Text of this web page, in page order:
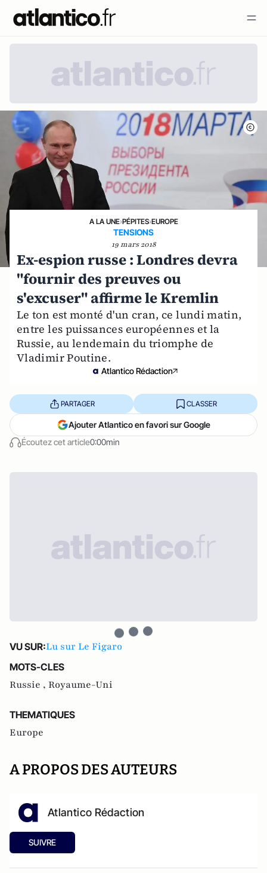
A LA UNE›PÉPITES›EUROPE
TENSIONS
19 mars 2018
Ex-espion russe : Londres devra
"fournir des preuves ou
s'excuser" affirme le Kremlin
Le ton est monté d'un cran, ce lundi matin,
entre les puissances européennes et la
Russie, au lendemain du triomphe de
Vladimir Poutine.
Atlantico Rédaction
Écoutez cet article0:00min
PARTAGER CLASSER
Ajouter Atlantico en favori sur Google
VU SUR:Lu sur Le Figaro
MOTS-CLES
Russie , Royaume-Uni
THEMATIQUES
Europe
A PROPOS DES AUTEURS
Atlantico Rédaction
SUIVRE